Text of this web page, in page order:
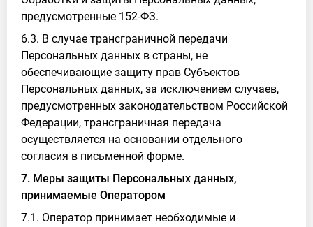
предусмотренные 152-ФЗ.
6.3. В случае трансграничной передачи
Персональных данных в страны, не
обеспечивающие защиту прав Субъектов
Персональных данных, за исключением случаев,
предусмотренных законодательством Российской
Федерации, трансграничная передача
осуществляется на основании отдельного
согласия в письменной форме.
7. Меры защиты Персональных данных,
принимаемые Оператором
7.1. Оператор принимает необходимые и